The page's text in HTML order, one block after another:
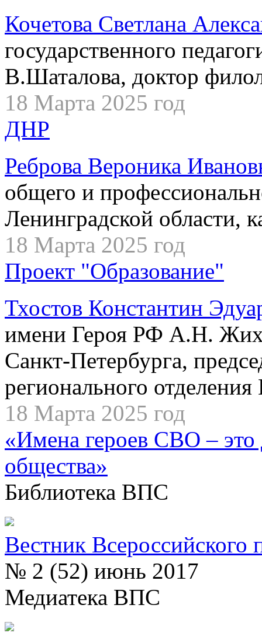
Кочетова Светлана
государственного
В.Шаталова, доктор
18 Марта 2025 год
ДНР
Реброва Вероника
общего и
Ленинградской области,
18 Марта 2025 год
Проект "Образование"
Тхостов Константин
имени Героя РФ А.Н.
Санкт-Петербурга,
регионального
18 Марта 2025 год
«Имена героев СВО – это
общества»
Библиотека ВПС
Вестник Всероссийского
№ 2 (52) июнь 2017
Медиатека ВПС